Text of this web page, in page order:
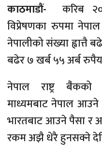
काठमाडौं-
करिब
विप्रेषणका रुपमा
नेपालीको संख्या ह्वात्तै
बढेर ७ खर्ब ५५ अर्ब
नेपाल राष्ट्र बै‌ंकको
माध्यमबाट नेपाल
भारतबाट आउने पैसा र
रकम अझै धेरै हुनसक्ने